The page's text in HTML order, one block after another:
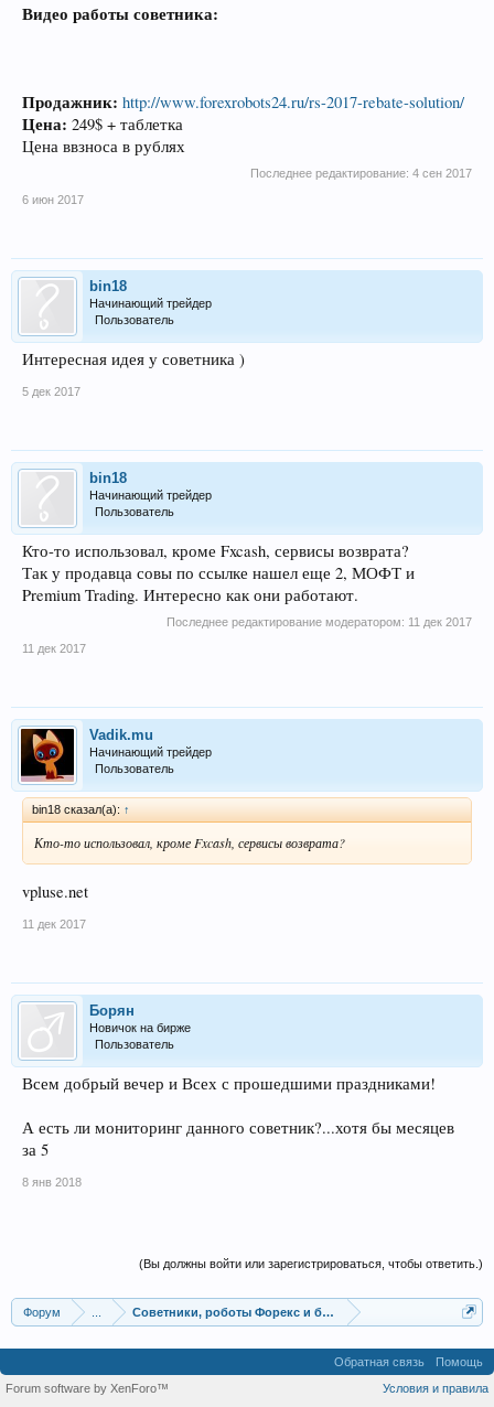
Видео работы советника:
Продажник: http://www.forexrobots24.ru/rs-2017-rebate-solution/
Цена: 249$ + таблетка
Цена ввзноса в рублях
Последнее редактирование: 4 сен 2017
6 июн 2017
bin18
Начинающий трейдер
Пользователь
Интересная идея у советника )
5 дек 2017
bin18
Начинающий трейдер
Пользователь
Кто-то использовал, кроме Fxcash, сервисы возврата?
Так у продавца совы по ссылке нашел еще 2, МОФТ и
Premium Trading. Интересно как они работают.
Последнее редактирование модератором: 11 дек 2017
11 дек 2017
Vadik.mu
Начинающий трейдер
Пользователь
bin18 сказал(а): ↑
Кто-то использовал, кроме Fxcash, сервисы возврата?
vpluse.net
11 дек 2017
Борян
Новичок на бирже
Пользователь
Всем добрый вечер и Всех с прошедшими праздниками!
А есть ли мониторинг данного советник?...хотя бы месяцев
за 5
8 янв 2018
(Вы должны войти или зарегистрироваться, чтобы ответить.)
Форум Советники, роботы Форекс и бинарных опционов
Обратная связь
Помощь
Условия и правила
Forum software by XenForo™